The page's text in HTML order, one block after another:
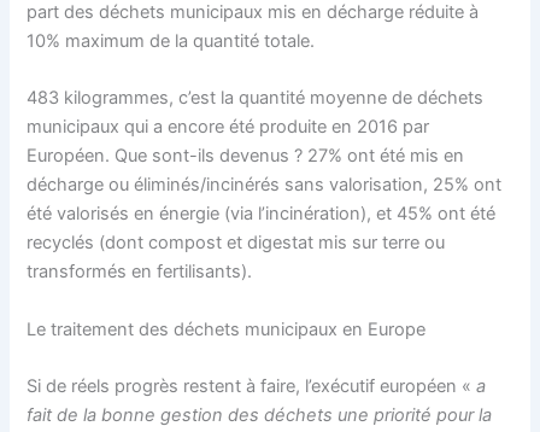
part des déchets municipaux mis en décharge réduite à
10% maximum de la quantité totale.
483 kilogrammes, c’est la quantité moyenne de déchets
municipaux qui a encore été produite en 2016 par
Européen. Que sont-ils devenus ? 27% ont été mis en
décharge ou éliminés/incinérés sans valorisation, 25% ont
été valorisés en énergie (via l’incinération), et 45% ont été
recyclés (dont compost et digestat mis sur terre ou
transformés en fertilisants).
Le traitement des déchets municipaux en Europe
Si de réels progrès restent à faire, l’exécutif européen «a
fait de la bonne gestion des déchets une priorité pour la